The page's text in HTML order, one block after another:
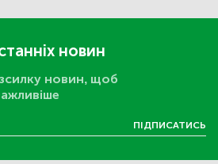
новин
новин, щоб
ПІДПИСАТИСЬ